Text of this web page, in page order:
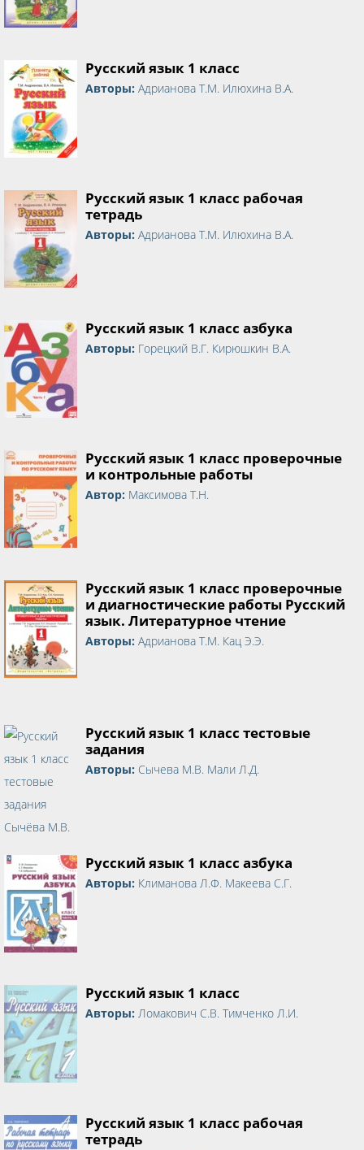
Русский язык 1 класс
Авторы: Адрианова Т.М. Илюхина В.А.
Русский язык 1 класс рабочая
тетрадь
Авторы: Адрианова Т.М. Илюхина В.А.
Русский язык 1 класс азбука
Авторы: Горецкий В.Г. Кирюшкин В.А.
Русский язык 1 класс проверочные
и контрольные работы
Автор: Максимова Т.Н.
Русский язык 1 класс проверочные
и диагностические работы Русский
язык. Литературное чтение
Авторы: Адрианова Т.М. Кац Э.Э.
Русский язык 1 класс тестовые
задания
Авторы: Сычева М.В. Мали Л.Д.
Русский язык 1 класс азбука
Авторы: Климанова Л.Ф. Макеева С.Г.
Русский язык 1 класс
Авторы: Ломакович С.В. Тимченко Л.И.
Русский язык 1 класс рабочая
тетрадь